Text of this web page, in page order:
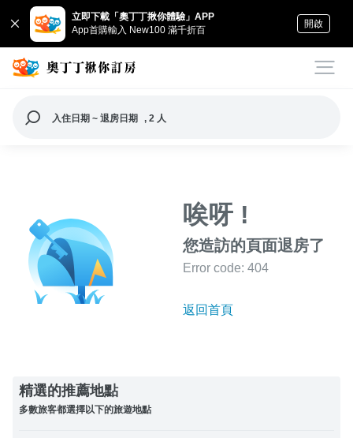
立即下載「奧丁丁揪你體驗」APP
App首購輸入 New100 滿千折百
開啟
入住日期 ~ 退房日期 , 2 人
唉呀 !
您造訪的頁面退房了
Error code: 404
返回首頁
精選的推薦地點
多數旅客都選擇以下的旅遊地點